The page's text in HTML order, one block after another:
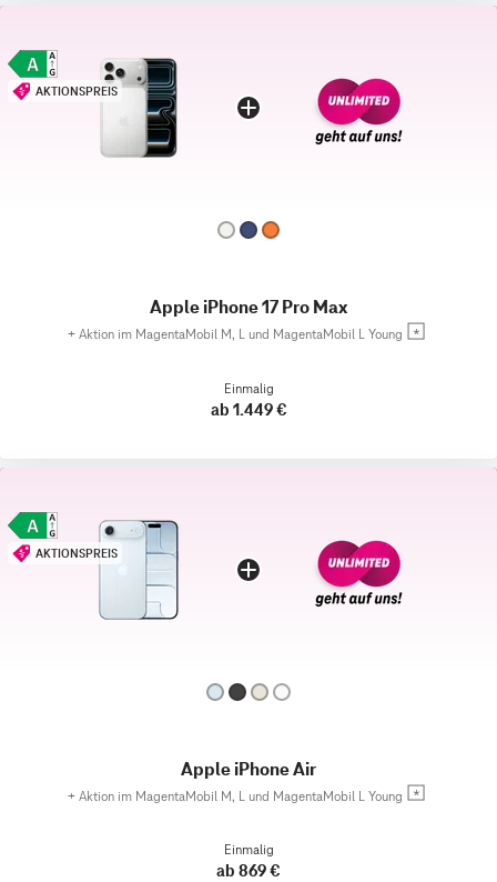
AKTIONSPREIS
Apple iPhone 17 Pro Max
+ Aktion im MagentaMobil M, L und MagentaMobil L Young
Einmalig
ab 1.449 €
AKTIONSPREIS
Apple iPhone Air
+ Aktion im MagentaMobil M, L und MagentaMobil L Young
Einmalig
ab 869 €